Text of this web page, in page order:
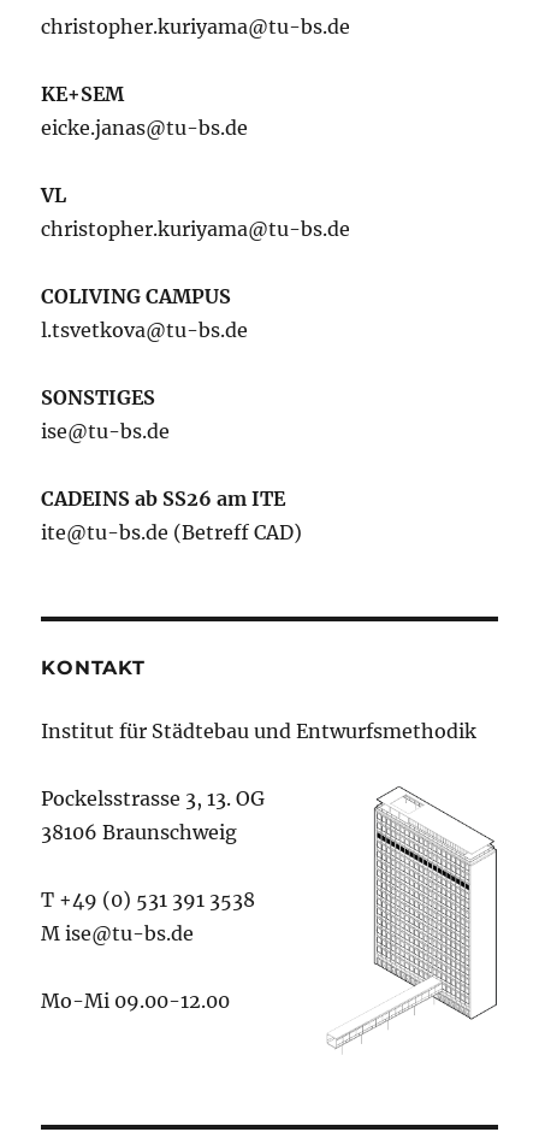
christopher.kuriyama@tu-bs.de
KE+SEM
eicke.janas@tu-bs.de
VL
christopher.kuriyama@tu-bs.de
COLIVING CAMPUS
l.tsvetkova@tu-bs.de
SONSTIGES
ise@tu-bs.de
CADEINS ab SS26 am ITE
ite@tu-bs.de (Betreff CAD)
KONTAKT
Institut für Städtebau und Entwurfsmethodik
Pockelsstrasse 3, 13. OG
38106 Braunschweig
T +49 (0) 531 391 3538
M ise@tu-bs.de
Mo-Mi 09.00-12.00